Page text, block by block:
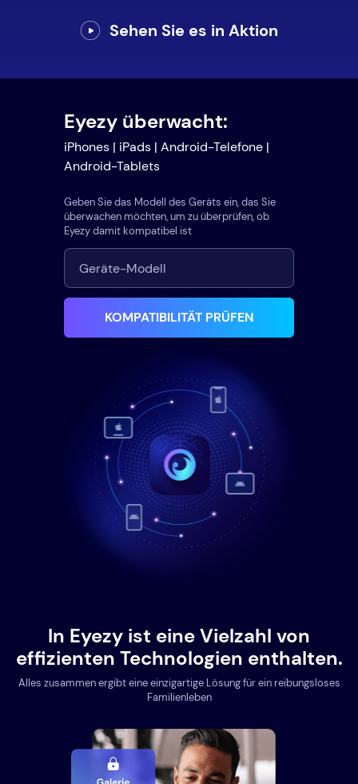
Sehen Sie es in Aktion
Eyezy überwacht:
iPhones | iPads | Android-Telefone |
Android-Tablets
Geben Sie das Modell des Geräts ein, das Sie
überwachen möchten, um zu überprüfen, ob
Eyezy damit kompatibel ist
KOMPATIBILITÄT PRÜFEN
In Eyezy ist eine Vielzahl von
effizienten Technologien enthalten.
Alles zusammen ergibt eine einzigartige Lösung für ein reibungsloses
Familienleben